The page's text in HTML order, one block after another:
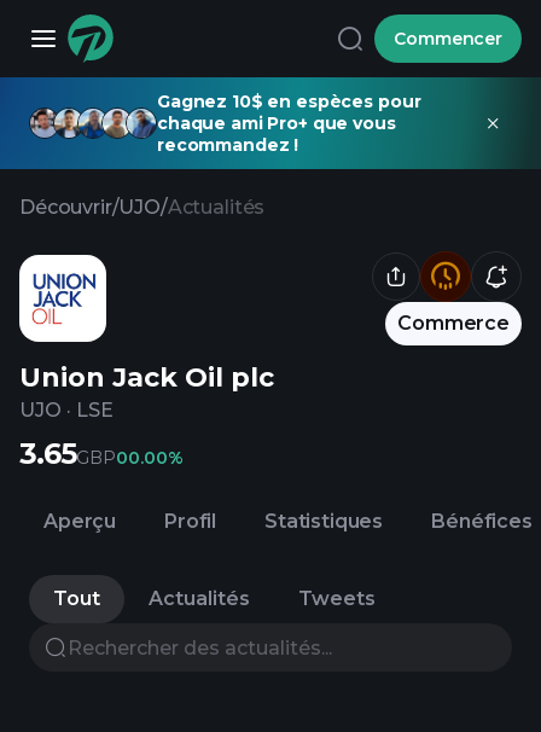
Commencer
Gagnez 10$ en espèces pour
chaque ami Pro+ que vous
recommandez !
Découvrir/UJO/Actualités
Commerce
Union Jack Oil plc
UJO · LSE
3.65GBP00.00%
Aperçu Profil Statistiques Bénéfices
Tout Actualités Tweets